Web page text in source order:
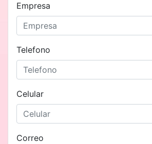
Empresa
Telefono
Celular
Correo